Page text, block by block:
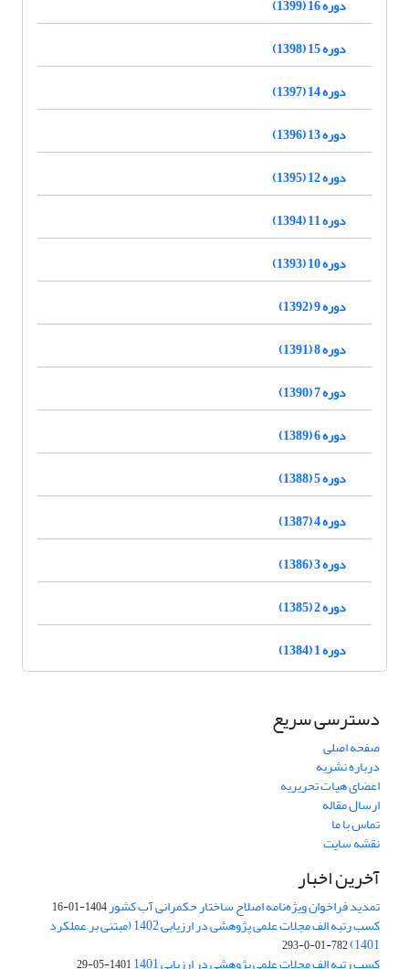
دوره 16 (1399)
دوره 15 (1398)
دوره 14 (1397)
دوره 13 (1396)
دوره 12 (1395)
دوره 11 (1394)
دوره 10 (1393)
دوره 9 (1392)
دوره 8 (1391)
دوره 7 (1390)
دوره 6 (1389)
دوره 5 (1388)
دوره 4 (1387)
دوره 3 (1386)
دوره 2 (1385)
دوره 1 (1384)
دسترسی سریع
صفحه اصلی
درباره نشریه
اعضای هیات تحریریه
ارسال مقاله
تماس با ما
نقشه سایت
آخرین اخبار
تمدید فراخوان ویژه‌نامه اصلاح ساختار حکمرانی آب کشور1404-01-16
کسب رتبه الف مجلات علمی پژوهشی در ارزیابی 1402 (مبتنی بر عملکرد
1401)
782-01-0-293
کسب رتبه الف مجلات علمی پژوهشی در ارزیابی 1401 1401-05-29